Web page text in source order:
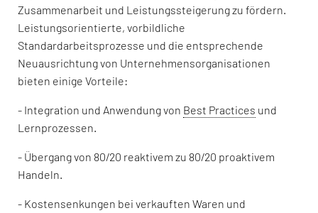
Zusammenarbeit und Leistungssteigerung zu fördern.
Leistungsorientierte, vorbildliche
Standardarbeitsprozesse und die entsprechende
Neuausrichtung von Unternehmensorganisationen
bieten einige Vorteile:
- Integration und Anwendung von Best Practices und
Lernprozessen.
- Übergang von 80/20 reaktivem zu 80/20 proaktivem
Handeln.
- Kostensenkungen bei verkauften Waren und